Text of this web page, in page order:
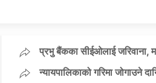
प्रभु बैंकका सीईओलाई
न्यायपालिकाको गरिमा जोगाउने